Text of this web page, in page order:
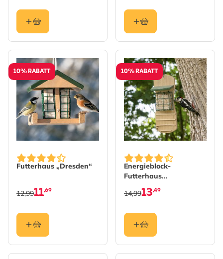
10% RABATT
Futterhaus „Dresden“
11,69
12,99
10% RABATT
Energieblock-
Futterhaus
„Spechtenbistro“
13,49
14,99